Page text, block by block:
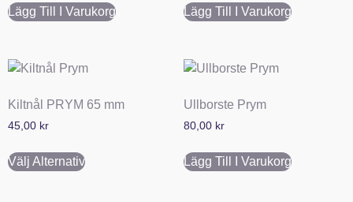
Lägg Till I Varukorg Lägg Till I Varukorg
Kiltnål PRYM 65 mm
45,00 kr
Välj Alternativ
Ullborste Prym
80,00 kr
Lägg Till I Varukorg